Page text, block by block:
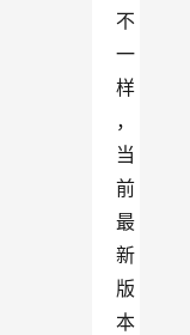
不
一
样
，
当
前
最
新
版
本